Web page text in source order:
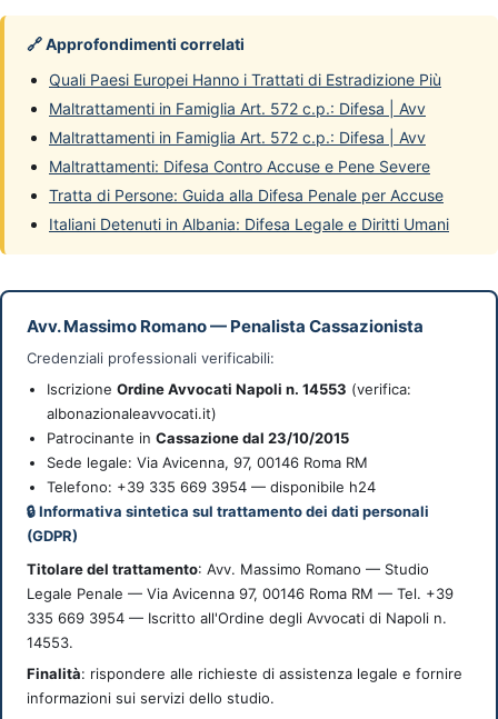
🔗 Approfondimenti correlati
Quali Paesi Europei Hanno i Trattati di Estradizione Più
Maltrattamenti in Famiglia Art. 572 c.p.: Difesa | Avv
Maltrattamenti in Famiglia Art. 572 c.p.: Difesa | Avv
Maltrattamenti: Difesa Contro Accuse e Pene Severe
Tratta di Persone: Guida alla Difesa Penale per Accuse
Italiani Detenuti in Albania: Difesa Legale e Diritti Umani
Avv. Massimo Romano— Penalista Cassazionista
Credenziali professionali verificabili:
Iscrizione Ordine Avvocati Napoli n. 14553 (verifica:
albonazionaleavvocati.it)
Patrocinante in Cassazione dal 23/10/2015
Sede legale: Via Avicenna, 97, 00146 Roma RM
Telefono: +39 335 669 3954 — disponibile h24
🔒 Informativa sintetica sul trattamento dei dati personali
(GDPR)
Titolare del trattamento: Avv. Massimo Romano — Studio
Legale Penale — Via Avicenna 97, 00146 Roma RM — Tel. +39
335 669 3954 — Iscritto all'Ordine degli Avvocati di Napoli n.
14553.
Finalità: rispondere alle richieste di assistenza legale e fornire
informazioni sui servizi dello studio.